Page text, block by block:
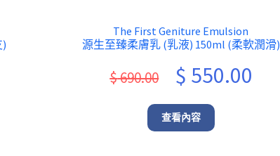
The First Geniture Emulsion
源生至臻柔膚乳 (乳液) 150ml (柔軟潤滑)
$690.00
Original
price
was:
$ 690.00.
$ 550.00
查看內容